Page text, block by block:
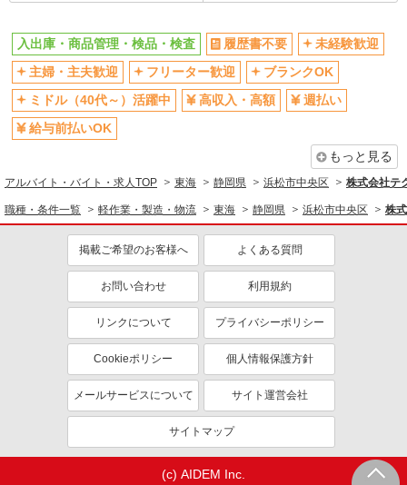
入出庫・商品管理・検品・検査 履歴書不要
未経験歓迎
主婦・主夫歓迎
フリーター歓迎
ブランクOK
ミドル（40代～）活躍中
高収入・高額
週払い
給与前払いOK
もっと見る
アルバイト・バイト・求人TOP 東海 静岡県 浜松市中央区 株式会社テ
職種・条件一覧 軽作業・製造・物流 東海 静岡県 浜松市中央区 株
掲載ご希望のお客様へ よくある質問
お問い合わせ 利用規約
リンクについて プライバシーポリシー
Cookieポリシー 個人情報保護方針
メールサービスについて サイト運営会社
サイトマップ
(c) AIDEM Inc.